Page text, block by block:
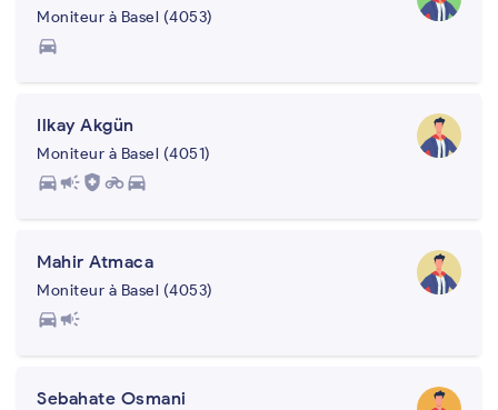
Moniteur à Basel (4053)
directions_car
Ilkay Akgün
Moniteur à Basel (4051)
directions_carcampaign health_and_safety motorcycledirections_car
Mahir Atmaca
Moniteur à Basel (4053)
directions_carcampaign
Sebahate Osmani